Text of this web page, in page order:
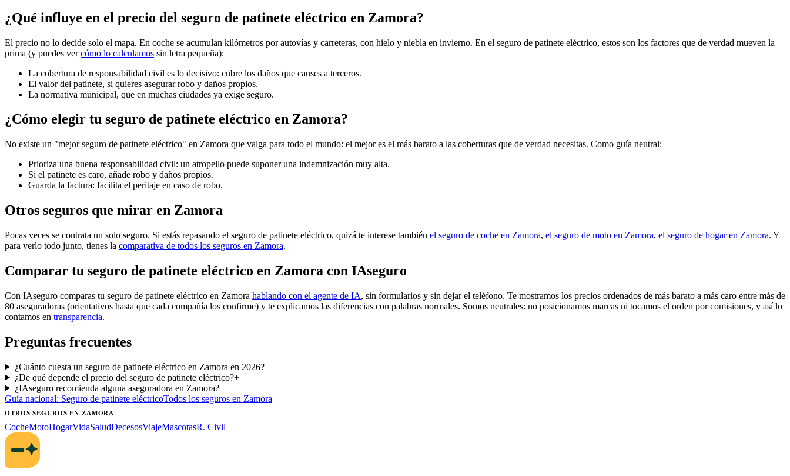
¿Qué influye en el precio del seguro de patinete eléctrico en Zamora?
El precio no lo decide solo el mapa. En coche se acumulan kilómetros por autovías y carreteras, con hielo y niebla en invierno. En el seguro de patinete eléctrico, estos son los factores que de verdad mueven la
prima (y puedes vercómo lo calculamos sin letra pequeña):
La cobertura de responsabilidad civil es lo decisivo: cubre los daños que causes a terceros.
El valor del patinete, si quieres asegurar robo y daños propios.
La normativa municipal, que en muchas ciudades ya exige seguro.
¿Cómo elegir tu seguro de patinete eléctrico en Zamora?
No existe un "mejor seguro de patinete eléctrico" en Zamora que valga para todo el mundo: el mejor es el más barato a las coberturas que de verdad necesitas. Como guía neutral:
Prioriza una buena responsabilidad civil: un atropello puede suponer una indemnización muy alta.
Si el patinete es caro, añade robo y daños propios.
Guarda la factura: facilita el peritaje en caso de robo.
Otros seguros que mirar en Zamora
Pocas veces se contrata un solo seguro. Si estás repasando el seguro de patinete eléctrico, quizá te interese también el seguro de coche en Zamora, el seguro de moto en Zamora, el seguro de hogar en Zamora. Y
para verlo todo junto, tienes la comparativa de todos los seguros en Zamora.
Comparar tu seguro de patinete eléctrico en Zamora con IAseguro
Con IAseguro comparas tu seguro de patinete eléctrico en Zamora hablando con el agente de IA, sin formularios y sin dejar el teléfono. Te mostramos los precios ordenados de más barato a más caro entre más de
80 aseguradoras (orientativos hasta que cada compañía los confirme) y te explicamos las diferencias con palabras normales. Somos neutrales: no posicionamos marcas ni tocamos el orden por comisiones, y así lo
contamos en transparencia.
Preguntas frecuentes
¿Cuánto cuesta un seguro de patinete eléctrico en Zamora en 2026?+
¿De qué depende el precio del seguro de patinete eléctrico?+
¿IAseguro recomienda alguna aseguradora en Zamora?+
Guía nacional: Seguro de patinete eléctricoTodos los seguros en Zamora
OTROS SEGUROSEN ZAMORA
CocheMotoHogarVidaSaludDecesosViajeMascotasR. Civil